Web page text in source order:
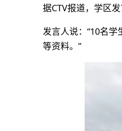
据CTV报道，学区
发言人说：“10名
等资料。”